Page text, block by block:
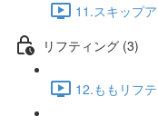
11.スキップ
リフティング (3)
12.ももリフ